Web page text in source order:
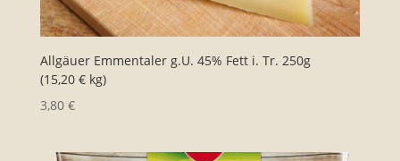
Allgäuer Emmentaler g.U. 45% Fett i. Tr. 250g
(15,20 € kg)
3,80 €